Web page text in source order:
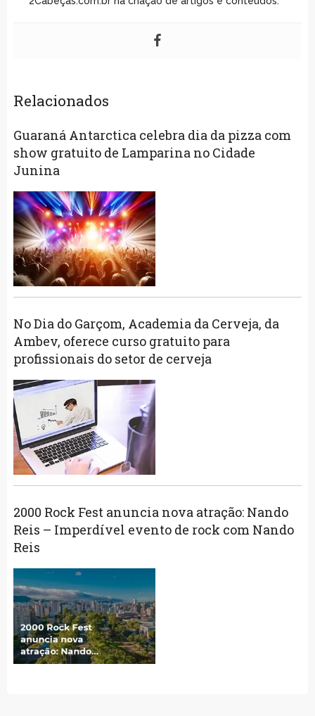
Relacionados
Guaraná Antarctica celebra dia da pizza com
show gratuito de Lamparina no Cidade
Junina
No Dia do Garçom, Academia da Cerveja, da
Ambev, oferece curso gratuito para
profissionais do setor de cerveja
2000 Rock Fest anuncia nova atração: Nando
Reis – Imperdível evento de rock com Nando
Reis